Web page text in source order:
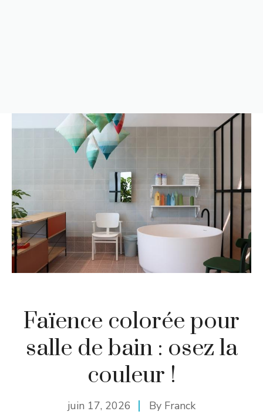
Faïence colorée pour
salle de bain : osez la
couleur !
juin 17, 2026 By Franck